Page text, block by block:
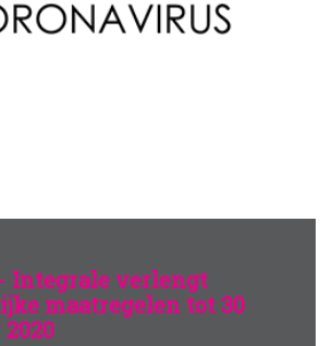
- Integrale verlengt
maatregelen tot 30